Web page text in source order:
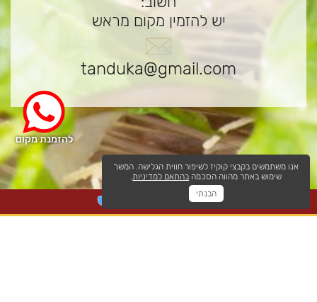
להזמנת מקום
יש להזמין מקום מראש
tanduka@gmail.com
אנו משתמשים בקבצי קוקיז לשיפור חווית הגלישה. המשך
שימוש באתר מהווה הסכמה בהתאם למדיניות.
הבנתי
במסעדה קיים מרחב מוגן